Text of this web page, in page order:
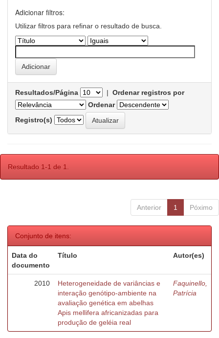
Adicionar filtros:
Utilizar filtros para refinar o resultado de busca.
Resultados/Página | Ordenar registros por
Ordenar
Registro(s)
Resultado 1-1 de 1.
Anterior 1 Póximo
Conjunto de itens:
Data do
documento
Título Autor(es)
2010
Heterogeneidade de variâncias e
interação genótipo-ambiente na
avaliação genética em abelhas
Apis mellifera africanizadas para
produção de geléia real
Faquinello,
Patrícia